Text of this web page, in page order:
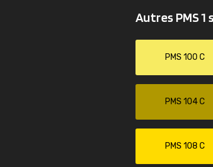
Autres PMS 1
PMS 100 C
PMS 104 C
PMS 108 C